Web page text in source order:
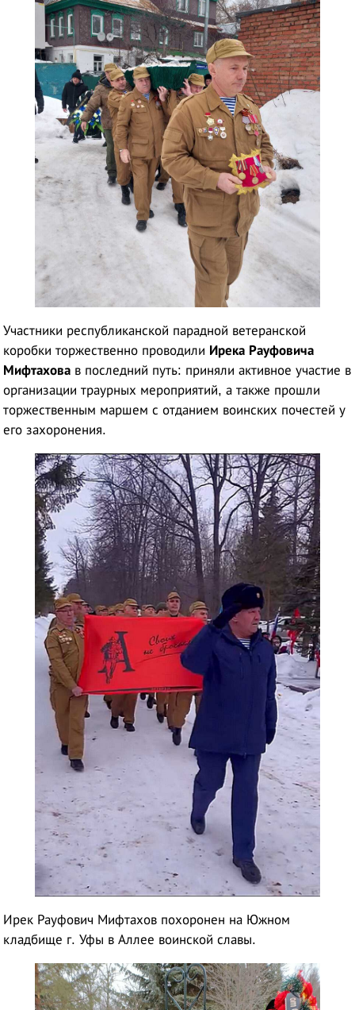
Участники республиканской парадной ветеранской
коробки торжественно проводили Ирека Рауфовича
Мифтахова в последний путь: приняли активное участие в
организации траурных мероприятий, а также прошли
торжественным маршем с отданием воинских почестей у
его захоронения.
Ирек Рауфович Мифтахов похоронен на Южном
кладбище г. Уфы в Аллее воинской славы.